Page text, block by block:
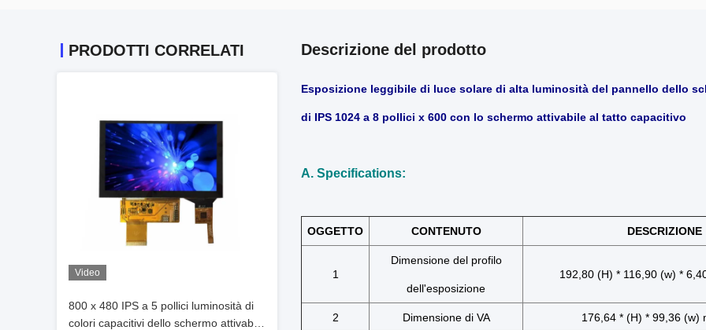
PRODOTTI CORRELATI
Video
800 x 480 IPS a 5 pollici luminosità di
colori capacitivi dello schermo attivabile
Descrizione del prodotto
Esposizione leggibile di luce solare di alta luminosità del pannello dello
di IPS 1024 a 8 pollici x 600 con lo schermo attivabile al tatto capacitivo
A. Specifications:
OGGETTO CONTENUTO DESCRIZIONE
1
Dimensione del profilo
dell'esposizione
192,80 (H) * 116,90 (w) *
2 Dimensione di VA 176,64 * (H) * 99,36 (w)